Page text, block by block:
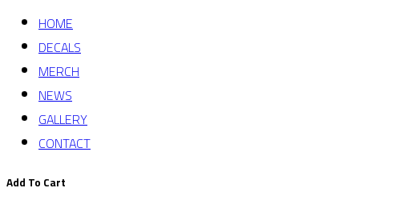
HOME
DECALS
MERCH
NEWS
GALLERY
CONTACT
Add To Cart